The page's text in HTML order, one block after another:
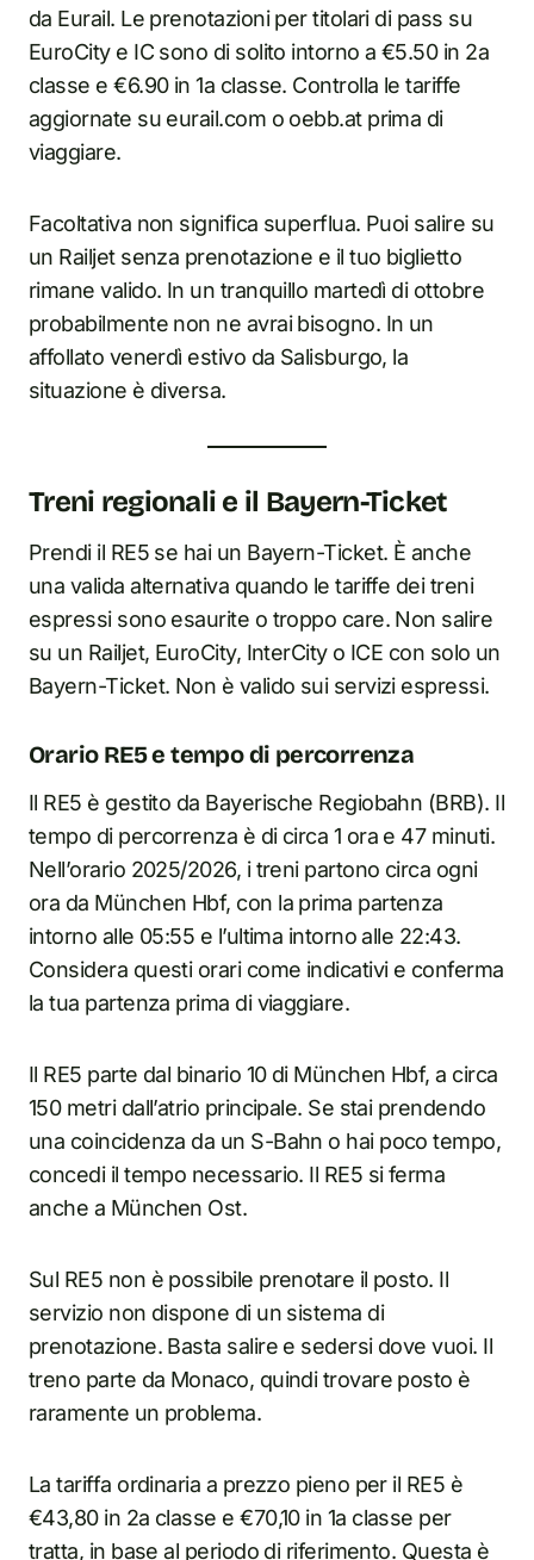
da Eurail. Le prenotazioni per titolari di pass su
EuroCity e IC sono di solito intorno a €5.50 in 2a
classe e €6.90 in 1a classe. Controlla le tariffe
aggiornate su eurail.com o oebb.at prima di
viaggiare.
Facoltativa non significa superflua. Puoi salire su
un Railjet senza prenotazione e il tuo biglietto
rimane valido. In un tranquillo martedì di ottobre
probabilmente non ne avrai bisogno. In un
affollato venerdì estivo da Salisburgo, la
situazione è diversa.
Treni regionali e il Bayern-Ticket
Prendi il RE5 se hai un Bayern-Ticket. È anche
una valida alternativa quando le tariffe dei treni
espressi sono esaurite o troppo care. Non salire
su un Railjet, EuroCity, InterCity o ICE con solo un
Bayern-Ticket. Non è valido sui servizi espressi.
Orario RE5 e tempo di percorrenza
Il RE5 è gestito da Bayerische Regiobahn (BRB). Il
tempo di percorrenza è di circa 1 ora e 47 minuti.
Nell’orario 2025/2026, i treni partono circa ogni
ora da München Hbf, con la prima partenza
intorno alle 05:55 e l’ultima intorno alle 22:43.
Considera questi orari come indicativi e conferma
la tua partenza prima di viaggiare.
Il RE5 parte dal binario 10 di München Hbf, a circa
150 metri dall’atrio principale. Se stai prendendo
una coincidenza da un S-Bahn o hai poco tempo,
concedi il tempo necessario. Il RE5 si ferma
anche a München Ost.
Sul RE5 non è possibile prenotare il posto. Il
servizio non dispone di un sistema di
prenotazione. Basta salire e sedersi dove vuoi. Il
treno parte da Monaco, quindi trovare posto è
raramente un problema.
La tariffa ordinaria a prezzo pieno per il RE5 è
€43,80 in 2a classe e €70,10 in 1a classe per
tratta, in base al periodo di riferimento. Questa è